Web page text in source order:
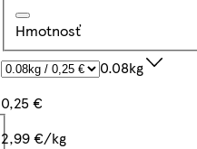
Hmotnosť
0.08kg
0,25 €
2,99 €/kg